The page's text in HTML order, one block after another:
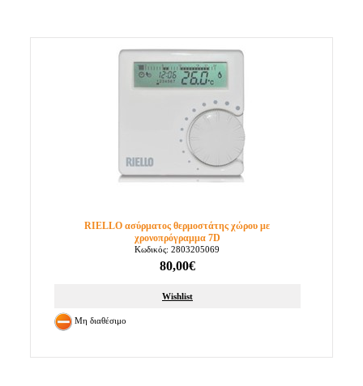
RIELLO ασύρματος θερμοστάτης χώρου με
χρονοπρόγραμμα 7D
Κωδικός: 2803205069
80,00€
Wishlist
Μη διαθέσιμο